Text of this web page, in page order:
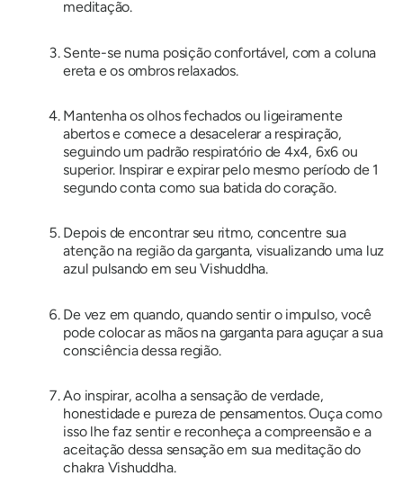
meditação.
Sente-se numa posição confortável, com a coluna
ereta e os ombros relaxados.
Mantenha os olhos fechados ou ligeiramente
abertos e comece a desacelerar a respiração,
seguindo um padrão respiratório de 4x4, 6x6 ou
superior. Inspirar e expirar pelo mesmo período de 1
segundo conta como sua batida do coração.
Depois de encontrar seu ritmo, concentre sua
atenção na região da garganta, visualizando uma luz
azul pulsando em seu Vishuddha.
De vez em quando, quando sentir o impulso, você
pode colocar as mãos na garganta para aguçar a sua
consciência dessa região.
Ao inspirar, acolha a sensação de verdade,
honestidade e pureza de pensamentos. Ouça como
isso lhe faz sentir e reconheça a compreensão e a
aceitação dessa sensação em sua meditação do
chakra Vishuddha.